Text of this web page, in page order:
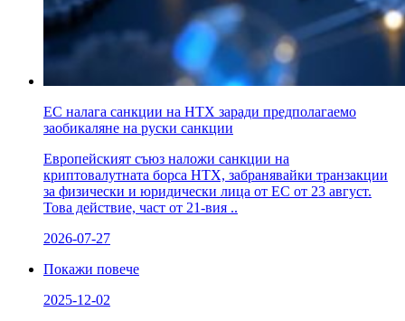
ЕС налага санкции на HTX заради предполагаемо
заобикаляне на руски санкции
Европейският съюз наложи санкции на
криптовалутната борса HTX, забранявайки транзакции
за физически и юридически лица от ЕС от 23 август.
Това действие, част от 21-вия ..
2026-07-27
Покажи повече
2025-12-02